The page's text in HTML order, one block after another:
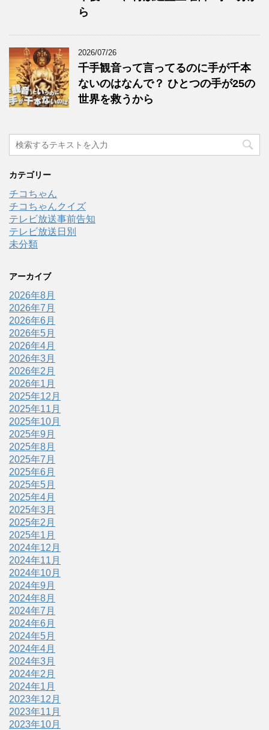
ら
2026/07/26
千手観音って言ってるのに手が千本
ないのはなんで？ ひとつの手が25の
世界を救うから
カテゴリー
チコちゃん
チコちゃんクイズ
テレビ放送事前告知
テレビ放送日別
未分類
アーカイブ
2026年8月
2026年7月
2026年6月
2026年5月
2026年4月
2026年3月
2026年2月
2026年1月
2025年12月
2025年11月
2025年10月
2025年9月
2025年8月
2025年7月
2025年6月
2025年5月
2025年4月
2025年3月
2025年2月
2025年1月
2024年12月
2024年11月
2024年10月
2024年9月
2024年8月
2024年7月
2024年6月
2024年5月
2024年4月
2024年3月
2024年2月
2024年1月
2023年12月
2023年11月
2023年10月